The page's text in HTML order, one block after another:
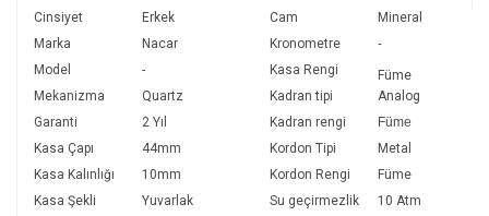
Cinsiyet Erkek Cam
Mineral
Marka
Nacar Kronometre
-
Model
- Kasa Rengi
Füme
Mekanizma
Quartz Kadran tipi
Garanti
2 Yıl Kadran rengi
Füme
Kasa Çapı
44mm Kordon Tipi
Metal
Kasa Kalınlığı
10mm Kordon Rengi
Füme
Kasa Şekli
Yuvarlak Su geçirmezlik
10 Atm